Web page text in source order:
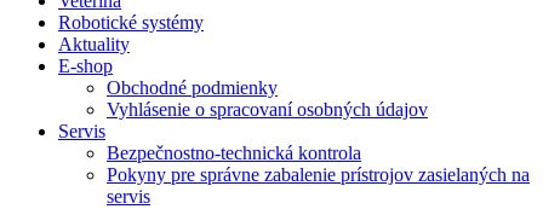
Robotické systémy
Aktuality
E-shop
Obchodné podmienky
Vyhlásenie o spracovaní osobných údajov
Servis
Bezpečnostno-technická kontrola
Pokyny pre správne zabalenie prístrojov zasielaných na
servis